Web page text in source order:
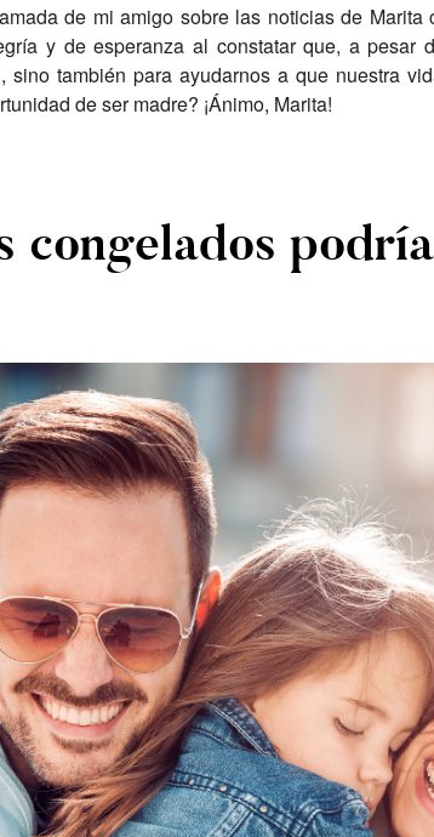
de mi amigo sobre las noticias de
y de esperanza al constatar que, a
sino también para ayudarnos a que nuestra
de ser madre? ¡Ánimo, Marita!
congelados